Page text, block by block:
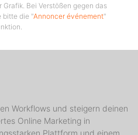
Bei Verstößen gegen das
bitte die "Annoncer événement"
Workflows und steigern deinen
Online Marketing in
Plattform und einem